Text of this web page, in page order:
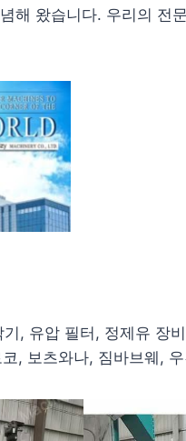
해 왔습니다. 우리의
, 유압 필터, 정제유 장
, 보츠와나, 짐바브웨,